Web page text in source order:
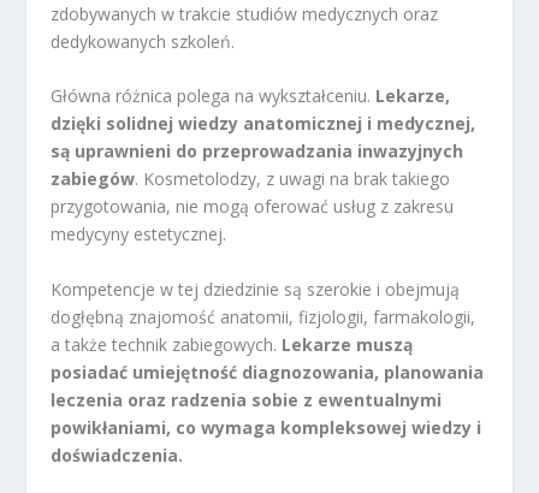
zdobywanych w trakcie studiów medycznych oraz
dedykowanych szkoleń.
Główna różnica polega na wykształceniu. Lekarze,
dzięki solidnej wiedzy anatomicznej i medycznej,
są uprawnieni do przeprowadzania inwazyjnych
zabiegów. Kosmetolodzy, z uwagi na brak takiego
przygotowania, nie mogą oferować usług z zakresu
medycyny estetycznej.
Kompetencje w tej dziedzinie są szerokie i obejmują
dogłębną znajomość anatomii, fizjologii, farmakologii,
a także technik zabiegowych. Lekarze muszą
posiadać umiejętność diagnozowania, planowania
leczenia oraz radzenia sobie z ewentualnymi
powikłaniami, co wymaga kompleksowej wiedzy i
doświadczenia.